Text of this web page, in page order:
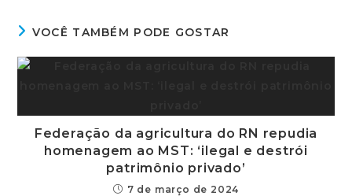
VOCÊ TAMBÉM PODE GOSTAR
Federação da agricultura do RN repudia
homenagem ao MST: ‘ilegal e destrói
patrimônio privado’
7 de março de 2024